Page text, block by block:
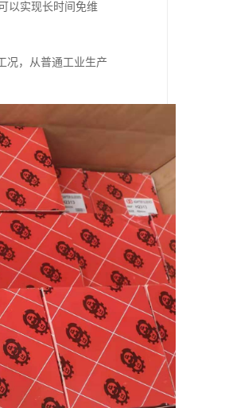
以实现长时间免维
况，从普通工业生产